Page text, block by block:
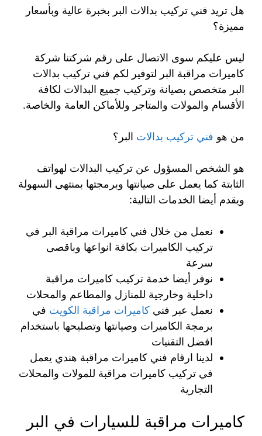
هل تريد فني تركيب بدالات البر بخبرة عالية وبأسعار
مميزة؟
ليس عليكم سوى الاتصال على رقم شركتنا شركة
كاميرات مراقبة البر لتوفير لكم فني تركيب بدالات
البر متخصص بصيانة وتركيب جميع البدالات لكافة
الأقسام والمولات والمتاجر وللأماكن العامة والخاصة.
من هو فني تركيب بدالات البر؟
هو الشخص المسؤول عن تركيب البدالات لهواتف
الثابتة كما يعمل على صيانتها وبرمجتها بمنتهى السهولة
ويقدم أيضا الخدمات التالية:
نعمل من خلال فني كاميرات مراقبة البر في
تركيب الكاميرات بكافة انواعها وباقصى
سرعة
نوفر أيضا خدمة تركيب كاميرات مراقبة
داخلية وخارجية للمنازل والمطاعم والمحلات
نعمل عبر فني كاميرات مراقبة الكويت في
برمجة الكاميرات وصيانتها وتصليحها باستخدام
افضل التقنيات
لدينا ارقام فني كاميرات مراقبة هندي يعمل
في تركيب كاميرات مراقبة للمولات والمحلات
التجارية
كاميرات مراقبة للسيارات في البر